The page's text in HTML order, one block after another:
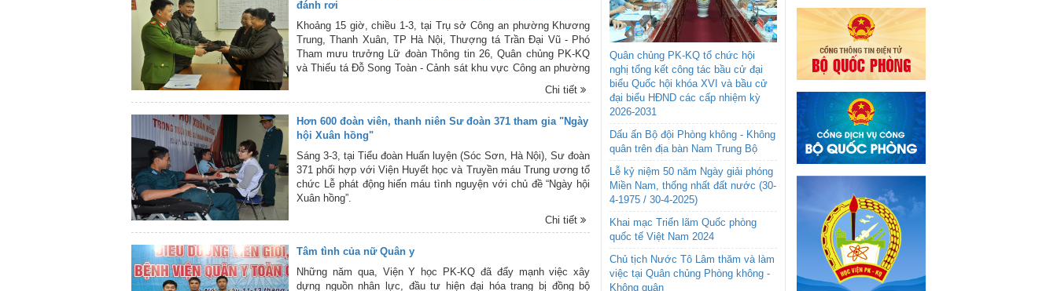
đánh rơi
Khoảng 15 giờ, chiều 1-3, tại Trụ sở Công an phường Khương
Trung, Thanh Xuân, TP Hà Nội, Thượng tá Trần Đại Vũ - Phó
Tham mưu trưởng Lữ đoàn Thông tin 26, Quân chủng PK-KQ
và Thiếu tá Đỗ Song Toàn - Cảnh sát khu vực Công an phường
giấy tờ cá nhân cho bà Nguyễn Thị Điệp, 56 tuổi, thường trú số
phố Hà Nội bị đánh rơi.
Chi tiết
Hơn 600 đoàn viên, thanh niên Sư đoàn 371 tham gia "Ngày
hội Xuân hồng"
Sáng 3-3, tại Tiểu đoàn Huấn luyện (Sóc Sơn, Hà Nội), Sư đoàn
371 phối hợp với Viện Huyết học và Truyền máu Trung ương tổ
chức Lễ phát động hiến máu tình nguyện với chủ đề “Ngày hội
Xuân hồng”.
Chi tiết
Tâm tình của nữ Quân y
Những năm qua, Viện Y học PK-KQ đã đẩy mạnh việc xây
dựng nguồn nhân lực, đầu tư hiện đại hóa trang bị đồng bộ
Quân chủng PK-KQ tổ chức hội
nghị tổng kết công tác bầu cử đại
biểu Quốc hội khóa XVI và bầu cử
đại biểu HĐND các cấp nhiệm kỳ
2026-2031
Dấu ấn Bộ đội Phòng không - Không
quân trên địa bàn Nam Trung Bộ
Lễ kỷ niệm 50 năm Ngày giải phóng
Miền Nam, thống nhất đất nước (30-
4-1975 / 30-4-2025)
Khai mạc Triển lãm Quốc phòng
quốc tế Việt Nam 2024
Chủ tịch Nước Tô Lâm thăm và làm
việc tại Quân chủng Phòng không -
Không quân